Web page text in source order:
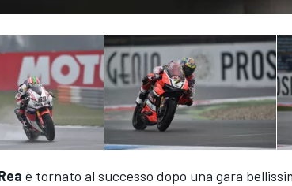
è tornato al successo dopo una gara